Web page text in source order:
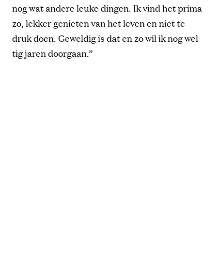
nog wat andere leuke dingen. Ik vind het prima
zo, lekker genieten van het leven en niet te
druk doen. Geweldig is dat en zo wil ik nog wel
tig jaren doorgaan.”